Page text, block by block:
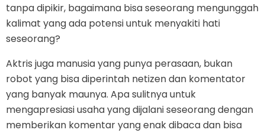
tanpa dipikir, bagaimana bisa seseorang mengunggah
kalimat yang ada potensi untuk menyakiti hati
seseorang?
Aktris juga manusia yang punya perasaan, bukan
robot yang bisa diperintah netizen dan komentator
yang banyak maunya. Apa sulitnya untuk
mengapresiasi usaha yang dijalani seseorang dengan
memberikan komentar yang enak dibaca dan bisa